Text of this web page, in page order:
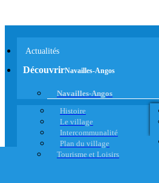
Actualités
DécouvrirNavailles-Angos
Navailles-Angos
Histoire
Le village
Intercommunalité
Plan du village
Tourisme et Loisirs